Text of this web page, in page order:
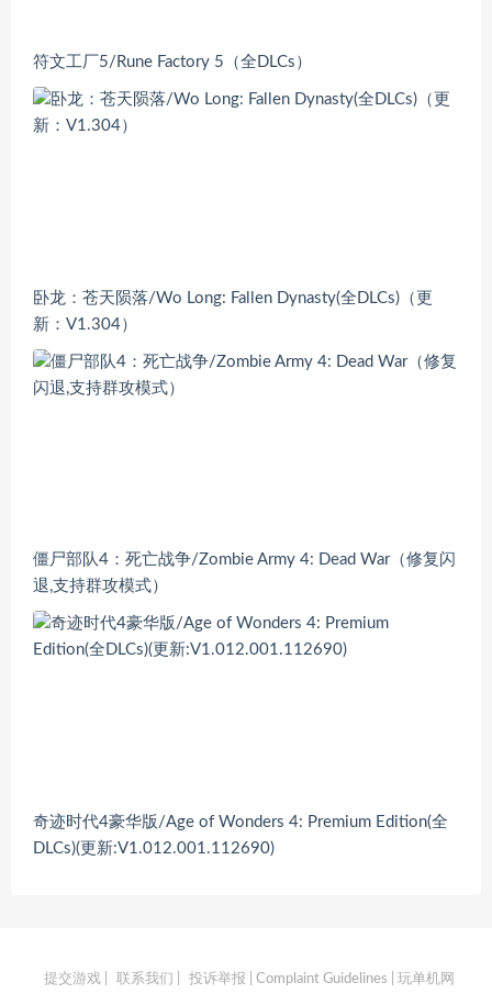
符文工厂5/Rune Factory 5（全DLCs）
卧龙：苍天陨落/Wo Long: Fallen Dynasty(全DLCs)（更
新：V1.304）
僵尸部队4：死亡战争/Zombie Army 4: Dead War（修复闪
退,支持群攻模式）
奇迹时代4豪华版/Age of Wonders 4: Premium Edition(全
DLCs)(更新:V1.012.001.112690)
提交游戏| 联系我们 投诉举报 | Complaint Guidelines | 玩单机网